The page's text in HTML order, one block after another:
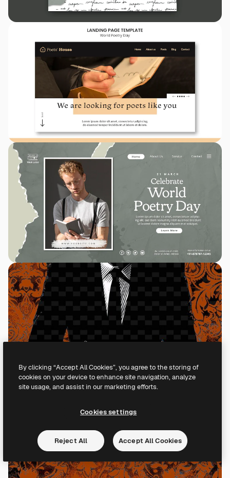
By clicking “Accept All Cookies”, you agree to the storing of
cookies on your device to enhance site navigation, analyze
site usage, and assist in our marketing efforts.
Cookies settings
Reject All Accept All Cookies